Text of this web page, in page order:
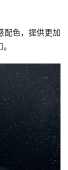
配色，提供更加